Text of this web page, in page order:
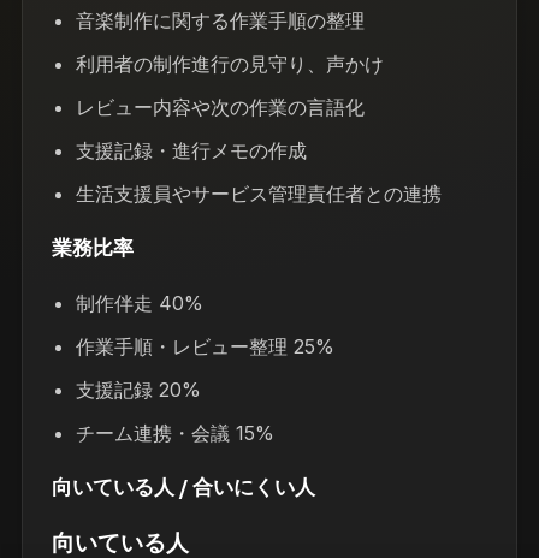
音楽制作に関する作業手順の整理
利用者の制作進行の見守り、声かけ
レビュー内容や次の作業の言語化
支援記録・進行メモの作成
生活支援員やサービス管理責任者との連携
業務比率
制作伴走 40%
作業手順・レビュー整理 25%
支援記録 20%
チーム連携・会議 15%
向いている人 / 合いにくい人
向いている人